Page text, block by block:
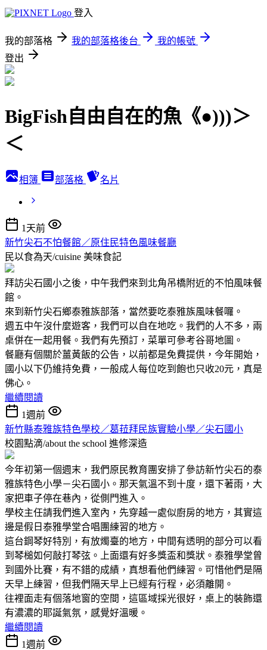
登入
我的部落格 我的部落格後台
我的帳號
登出
BigFish自由自在的魚《●)))＞
＜
相簿 部落格 名片
1天前
新竹尖石不怕餐館／原住民特色風味餐廳
民以食為天/cuisine 美味食記
拜訪尖石國小之後，中午我們來到北角吊橋附近的不怕風味餐
館。
來到新竹尖石鄉泰雅族部落，當然要吃泰雅族風味餐囉。
週五中午沒什麼遊客，我們可以自在地吃。我們的人不多，兩
桌併在一起用餐。我們有先預訂，菜單可參考谷哥地圖。
餐廳有個關於薑黃飯的公告，以前都是免費提供，今年開始，
國小以下仍維持免費，一般成人每位吃到飽也只收20元，真是
佛心。
繼續閱讀
1週前
新竹縣泰雅族特色學校／葛菈拜民族實驗小學／尖石國小
校園點滴/about the school 進修深造
今年初第一個週末，我們原民教育團安排了參訪新竹尖石的泰
雅族特色小學－尖石國小。那天氣溫不到十度，還下著雨，大
家把車子停在巷內，從側門進入。
學校主任請我們進入室內，先穿越一處似廚房的地方，其實這
邊是假日泰雅學堂合唱團練習的地方。
這台鋼琴好特別，有放燭臺的地方，中間有透明的部分可以看
到琴槌如何敲打琴弦。上面還有好多獎盃和獎狀。泰雅學堂曾
到國外比賽，有不錯的成績，真想看他們練習。可惜他們是隔
天早上練習，但我們隔天早上已經有行程，必須離開。
往裡面走有個落地窗的空間，這區域採光很好，桌上的裝飾還
有濃濃的耶誕氣氛，感覺好溫暖。
繼續閱讀
1週前